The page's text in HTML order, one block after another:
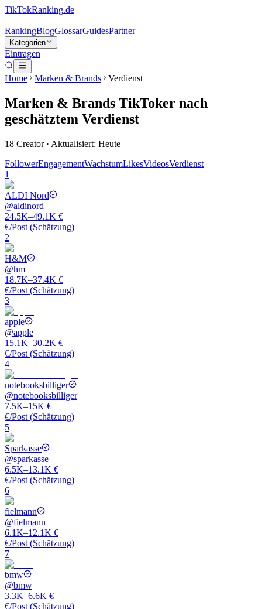
TikTokRanking.de
RankingBlogGlossarGuidesPartner
Kategorien
Eintragen
Home Marken & Brands Verdienst
Marken & Brands TikToker nach
geschätztem Verdienst
18 Creator · Aktualisiert: Heute
FollowerEngagementWachstumLikesVideosVerdienst
1
ALDI Nord
@aldinord
24.5K–49.1K €
€/Post (Schätzung)
2
H&M
@hm
18.7K–37.4K €
€/Post (Schätzung)
3
apple
@apple
15.1K–30.2K €
€/Post (Schätzung)
4
notebooksbilliger
@notebooksbilliger
7.5K–15K €
€/Post (Schätzung)
5
Sparkasse
@sparkasse
6.5K–13.1K €
€/Post (Schätzung)
6
fielmann
@fielmann
6.1K–12.1K €
€/Post (Schätzung)
7
bmw
@bmw
3.3K–6.6K €
€/Post (Schätzung)